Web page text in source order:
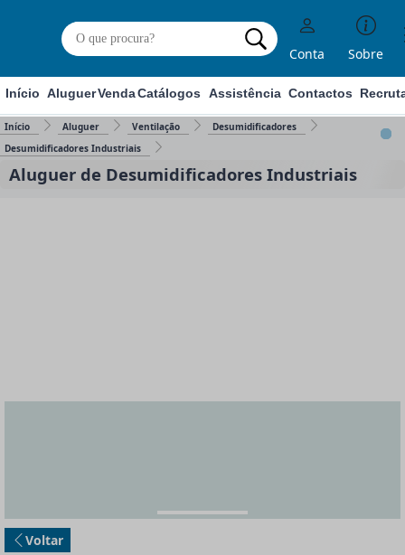
Conta Sobre
Início AluguerVendaCatálogos Assistência Contactos
Início Aluguer Ventilação
Desumidificadores
Desumidificadores Industriais
Aluguer de Desumidificadores Industriais
Voltar